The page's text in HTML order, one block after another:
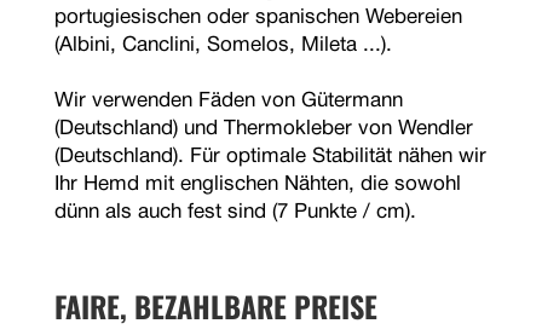
portugiesischen oder spanischen Webereien
(Albini, Canclini, Somelos, Mileta ...).
Wir verwenden Fäden von Gütermann
(Deutschland) und Thermokleber von Wendler
(Deutschland). Für optimale Stabilität nähen wir
Ihr Hemd mit englischen Nähten, die sowohl
dünn als auch fest sind (7 Punkte / cm).
FAIRE, BEZAHLBARE PREISE